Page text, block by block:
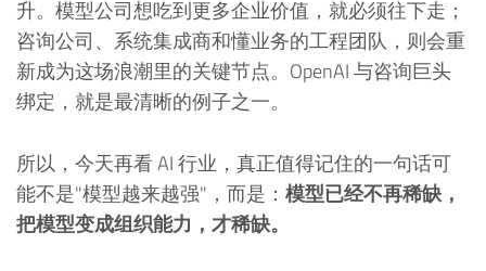
升。模型公司想吃到更多企业价值，就必须往下走；
咨询公司、系统集成商和懂业务的工程团队，则会重
新成为这场浪潮里的关键节点。OpenAI 与咨询巨头
绑定，就是最清晰的例子之一。
所以，今天再看 AI 行业，真正值得记住的一句话可
能不是"模型越来越强"，而是： 模型已经不再稀缺，
把模型变成组织能力，才稀缺。